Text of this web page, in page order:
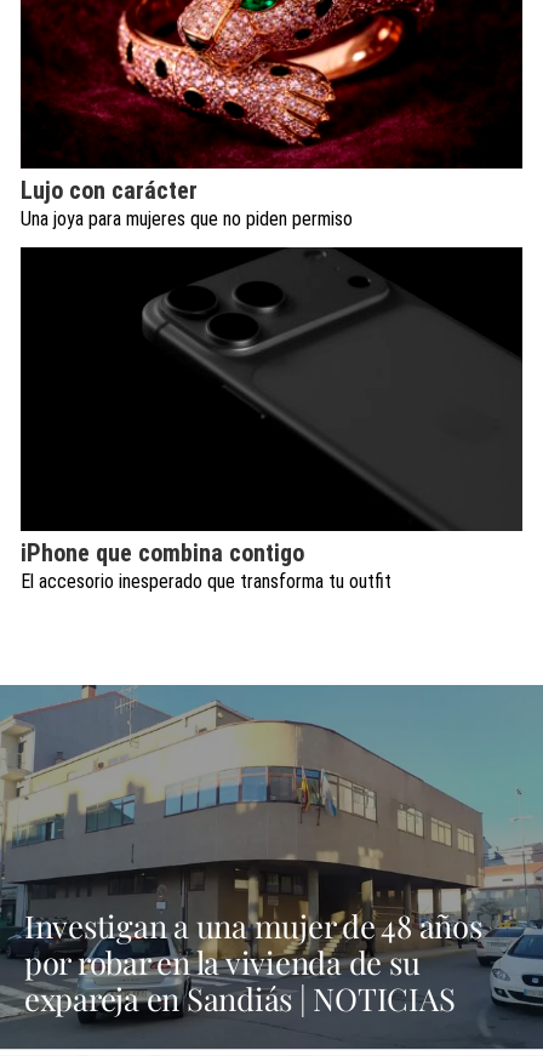
Lujo con carácter
Una joya para mujeres que no piden permiso
iPhone que combina contigo
El accesorio inesperado que transforma tu outfit
Investigan a una mujer de 48 años
por robar en la vivienda de su
expareja en Sandiás | NOTICIAS
XINZO